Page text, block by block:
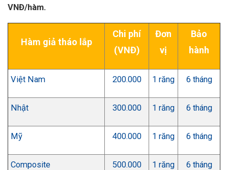
VNĐ/hàm.
Hàm giả tháo lắp
Chi phí
(VNĐ)
Đơn
vị
Bảo
hành
Việt Nam 200.000 1 răng 6 tháng
Nhật 300.000 1 răng 6 tháng
Mỹ 400.000 1 răng 6 tháng
Composite 500.000 1 răng 6 tháng